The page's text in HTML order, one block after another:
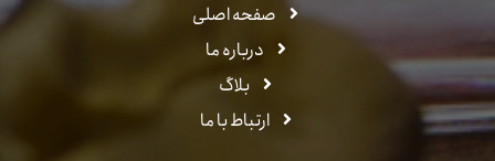
صفحه اصلی
درباره ما
بلاگ
ارتباط با ما